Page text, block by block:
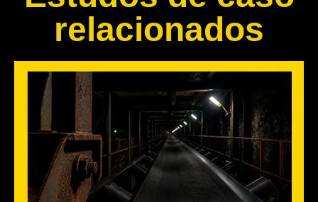
relacionados